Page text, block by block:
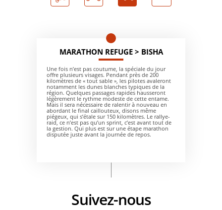
MARATHON REFUGE > BISHA
Une fois n’est pas coutume, la spéciale du jour
offre plusieurs visages. Pendant près de 200
kilomètres de « tout sable », les pilotes avaleront
notamment les dunes blanches typiques de la
région. Quelques passages rapides hausseront
légèrement le rythme modeste de cette entame.
Mais il sera nécessaire de ralentir à nouveau en
abordant le final caillouteux, disons même
piégeux, qui s’étale sur 150 kilomètres. Le rallye-
raid, ce n’est pas qu’un sprint, c’est avant tout de
la gestion. Qui plus est sur une étape marathon
disputée juste avant la journée de repos.
Suivez-nous